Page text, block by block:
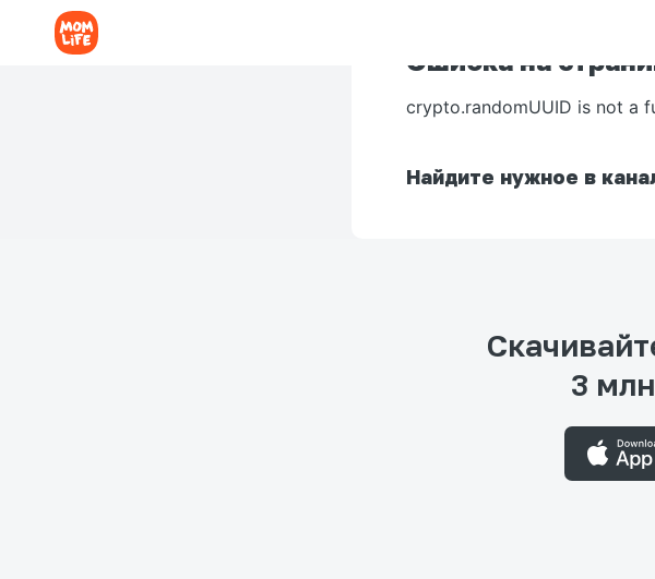
Ошибка на
crypto.randomUUID is not a
Найдите нужное в
3